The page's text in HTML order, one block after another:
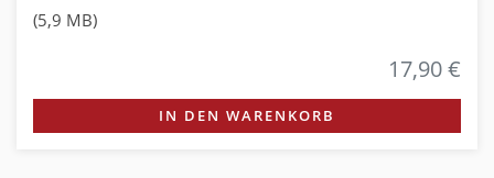
(5,9 MB)
17,90 €
IN DEN WARENKORB